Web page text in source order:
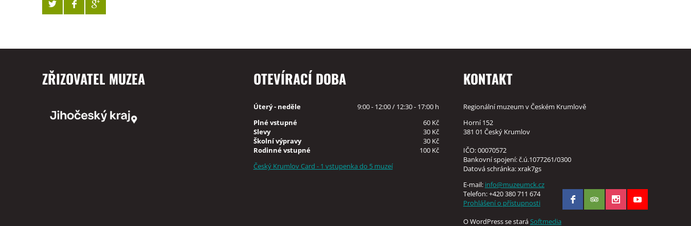
ZŘIZOVATEL MUZEA OTEVÍRACÍ DOBA
Úterý - neděle
9:00 - 12:00 / 12:30 - 17:00 h
Plné vstupné
60 Kč
Slevy
30 Kč
Školní výpravy
30 Kč
Rodinné vstupné
100 Kč
Český Krumlov Card - 1 vstupenka do 5 muzeí
KONTAKT
Regionální muzeum v Českém Krumlově
Horní 152
381 01 Český Krumlov
IČO: 00070572
Bankovní spojení: č.ú.1077261/0300
Datová schránka: xrak7gs
E-mail: info@muzeumck.cz
Telefon: +420 380 711 674
Prohlášení o přístupnosti
O WordPress se staráSoftmedia